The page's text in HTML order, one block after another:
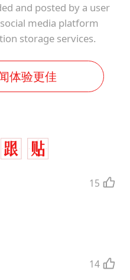
and posted by a user
media platform
storage services.
体验更佳
15
14